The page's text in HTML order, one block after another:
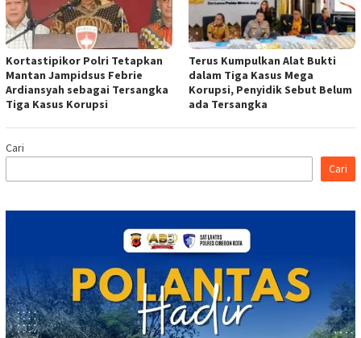
Kortastipikor Polri Tetapkan
Mantan Jampidsus Febrie
Ardiansyah sebagai Tersangka
Tiga Kasus Korupsi
Terus Kumpulkan Alat Bukti
dalam Tiga Kasus Mega
Korupsi, Penyidik Sebut Belum
ada Tersangka
Cari
Cari